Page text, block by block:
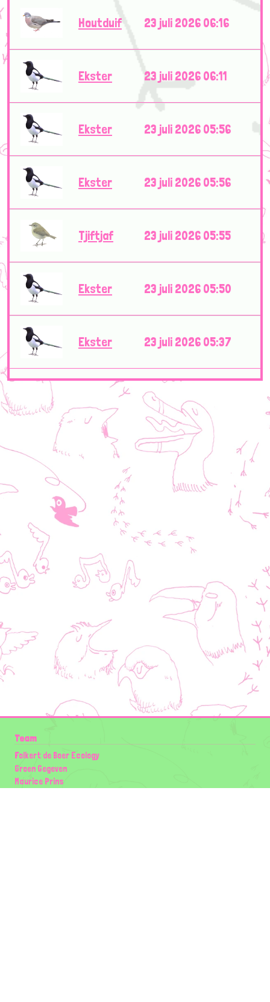
Houtduif 23 juli 2026 06:16
Ekster 23 juli 2026 06:11
Ekster 23 juli 2026 05:56
Ekster 23 juli 2026 05:56
Tjiftjaf 23 juli 2026 05:55
Ekster 23 juli 2026 05:50
Ekster 23 juli 2026 05:37
Team
Folkert de Boer Ecology
Groen Gegeven
Maurice Prins